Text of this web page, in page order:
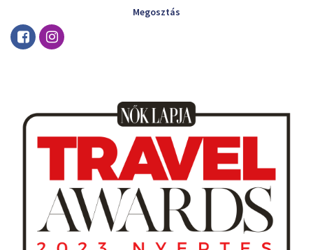
Megosztás